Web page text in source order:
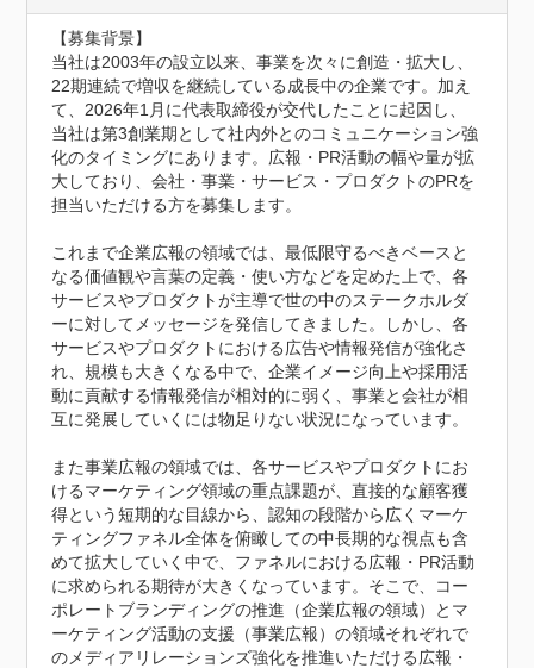
【募集背景】
当社は2003年の設立以来、事業を次々に創造・拡大し、
22期連続で増収を継続している成長中の企業です。加え
て、2026年1月に代表取締役が交代したことに起因し、
当社は第3創業期として社内外とのコミュニケーション強
化のタイミングにあります。広報・PR活動の幅や量が拡
大しており、会社・事業・サービス・プロダクトのPRを
担当いただける方を募集します。
これまで企業広報の領域では、最低限守るべきベースと
なる価値観や言葉の定義・使い方などを定めた上で、各
サービスやプロダクトが主導で世の中のステークホルダ
ーに対してメッセージを発信してきました。しかし、各
サービスやプロダクトにおける広告や情報発信が強化さ
れ、規模も大きくなる中で、企業イメージ向上や採用活
動に貢献する情報発信が相対的に弱く、事業と会社が相
互に発展していくには物足りない状況になっています。
また事業広報の領域では、各サービスやプロダクトにお
けるマーケティング領域の重点課題が、直接的な顧客獲
得という短期的な目線から、認知の段階から広くマーケ
ティングファネル全体を俯瞰しての中長期的な視点も含
めて拡大していく中で、ファネルにおける広報・PR活動
に求められる期待が大きくなっています。そこで、コー
ポレートブランディングの推進（企業広報の領域）とマ
ーケティング活動の支援（事業広報）の領域それぞれで
のメディアリレーションズ強化を推進いただける広報・